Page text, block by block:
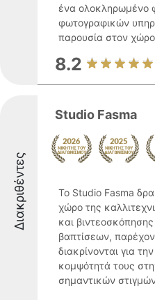
ένα ολοκληρωμένο
φωτογραφικών
παρουσία στον
8.2
Διακριθέντες
Studio Fasma
Το Studio Fasma
χώρο της
και
βαπτίσεων,
διακρίνονται για
κομψότητά τους
σημαντικών